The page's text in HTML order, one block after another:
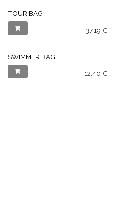
TOUR BAG
37,19 €
SWIMMER BAG
12,40 €